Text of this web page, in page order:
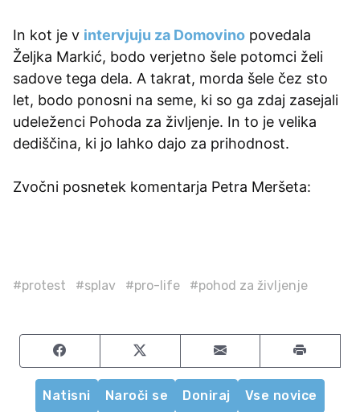
In kot je v intervjuju za Domovino povedala
Željka Markić, bodo verjetno šele potomci želi
sadove tega dela. A takrat, morda šele čez sto
let, bodo ponosni na seme, ki so ga zdaj zasejali
udeleženci Pohoda za življenje. In to je velika
dediščina, ki jo lahko dajo za prihodnost.
Zvočni posnetek komentarja Petra Meršeta:
#protest #splav #pro-life #pohod za življenje
Share on FacebookShare on TwitterShare by email
Natisni Naroči se Doniraj Vse novice